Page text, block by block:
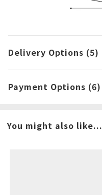
Delivery Options (5)
Payment Options (6)
You might also like...